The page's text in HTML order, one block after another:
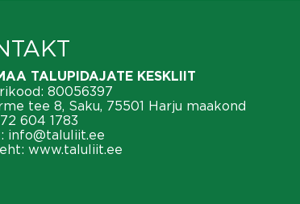
TALUPIDAJATE KESKLIIT
80056397
tee 8, Saku, 75501 Harju maakond
604 1783
info@taluliit.ee
www.taluliit.ee